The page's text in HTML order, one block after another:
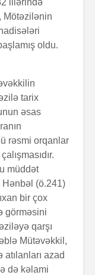
illərində
Mötəzilənin
oldu.
tarix
əsas
rəsmi orqanlar
müddət
(ö.241)
bir çox
görməsini
qarşı
Mütəvəkkil,
azad
də kəlami